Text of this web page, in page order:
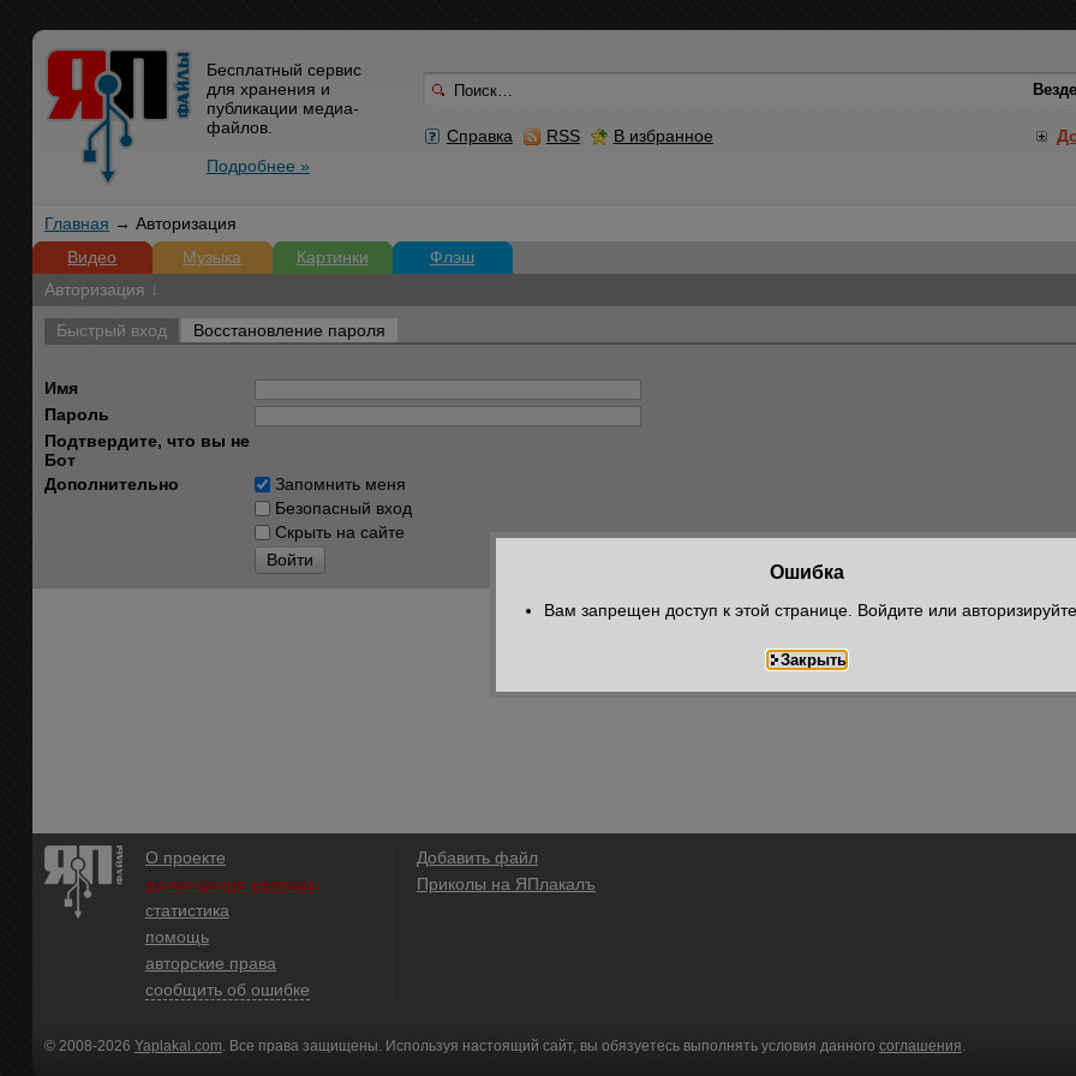
Справка RSS В избранное
Бесплатный сервис
для хранения и
публикации медиа-
файлов.
Подробнее »
Главная → Авторизация
Видео
Музыка Картинки
Флэш
Авторизация ↓
Быстрый вход Восстановление пароля
Имя
Пароль
Подтвердите, что вы не
Бот
Дополнительно
Запомнить меня
Безопасный вход
Скрыть на сайте
Войти
О проекте
размещение рекламы
статистика
помощь
авторские права
сообщить об ошибке
Добавить файл
Приколы на ЯПлакалъ
© 2008-2026 Yaplakal.com. Все права защищены. Используя настоящий сайт, вы обязуетесь выполнять условия данного соглашения.
Ошибка
Вам запрещен доступ к этой странице. Войдите или